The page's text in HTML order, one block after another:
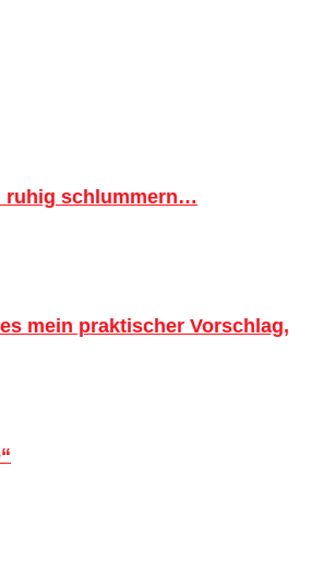
ruhig schlummern…
mein praktischer Vorschlag,